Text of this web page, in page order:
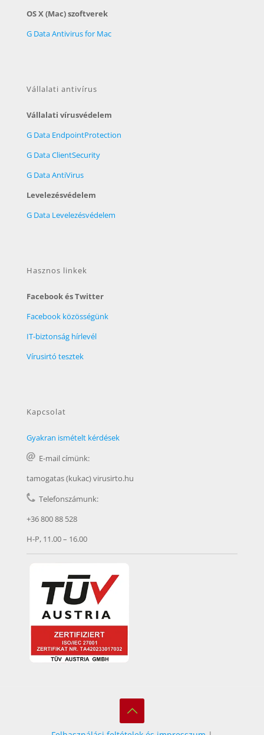
OS X (Mac) szoftverek
G Data Antivirus for Mac
Vállalati antivírus
Vállalati vírusvédelem
G Data EndpointProtection
G Data ClientSecurity
G Data AntiVirus
Levelezésvédelem
G Data Levelezésvédelem
Hasznos linkek
Facebook és Twitter
Facebook közösségünk
IT-biztonság hírlevél
Vírusirtó tesztek
Kapcsolat
Gyakran ismételt kérdések
E-mail címünk:
tamogatas (kukac) virusirto.hu
Telefonszámunk:
+36 800 88 528
H-P, 11.00 – 16.00